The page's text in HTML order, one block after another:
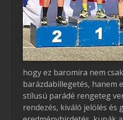
hogy ez baromira nem
barázdabillegetés, hanem
stílusú parádé rengeteg
rendezés, kiváló jelölés és